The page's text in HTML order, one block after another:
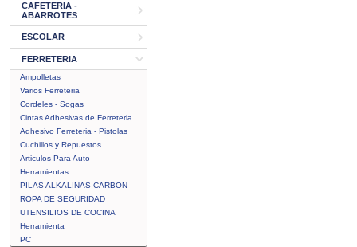
CAFETERIA -
ABARROTES
ESCOLAR
FERRETERIA
Ampolletas
Varios Ferreteria
Cordeles - Sogas
Cintas Adhesivas de Ferreteria
Adhesivo Ferreteria - Pistolas
Cuchillos y Repuestos
Articulos Para Auto
Herramientas
PILAS ALKALINAS CARBON
ROPA DE SEGURIDAD
UTENSILIOS DE COCINA
Herramienta
PC